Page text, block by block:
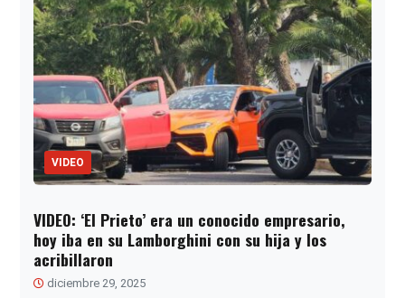
VIDEO
VIDEO: ‘El Prieto’ era un conocido empresario,
hoy iba en su Lamborghini con su hija y los
acribillaron
diciembre 29, 2025